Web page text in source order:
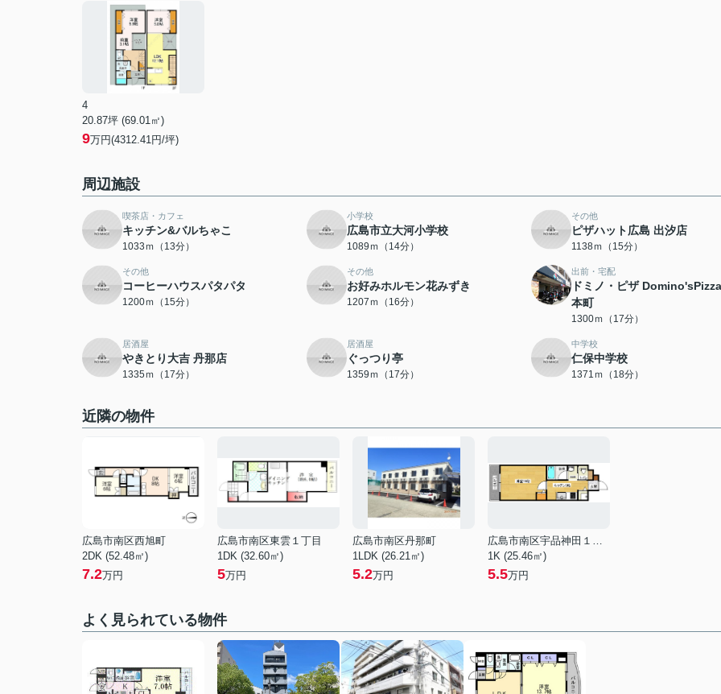
4
20.87坪 (69.01㎡)
9万円(4312.41円/坪)
周辺施設
喫茶店・カフェ
キッチン&バルちゃこ
1033ｍ（13分）
小学校
広島市立大河小学校
1089ｍ（14分）
その他
ピザハット広島 出汐店
1138ｍ（15分）
その他
コーヒーハウスパタパタ
1200ｍ（15分）
その他
お好みホルモン花みずき
1207ｍ（16分）
出前・宅配
ドミノ・ピザ
本町
1300ｍ（17分）
居酒屋
やきとり大吉 丹那店
1335ｍ（17分）
居酒屋
ぐっつり亭
1359ｍ（17分）
中学校
仁保中学校
1371ｍ（18分）
近隣の物件
広島市南区西旭町
2DK (52.48㎡)
7.2万円
広島市南区東雲１丁目
1DK (32.60㎡)
5万円
広島市南区丹那町
1LDK (26.21㎡)
5.2万円
広島市南区宇品神田１丁目
1K (25.46㎡)
5.5万円
よく見られている物件